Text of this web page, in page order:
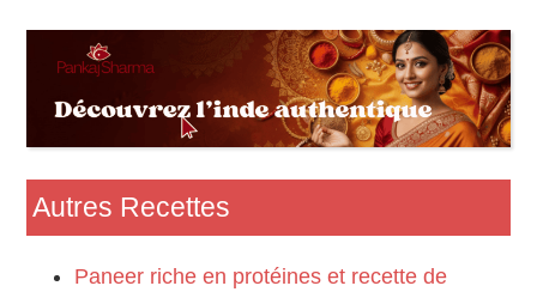
Autres Recettes
Paneer riche en protéines et recette de